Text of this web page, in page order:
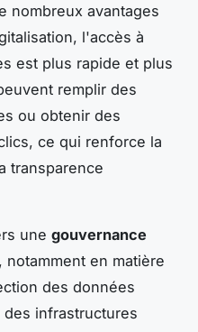
nombreux avantages
l'accès à
est plus rapide et plus
remplir des
ou obtenir des
ce qui renforce la
transparence
une gouvernance
en matière
des données
infrastructures